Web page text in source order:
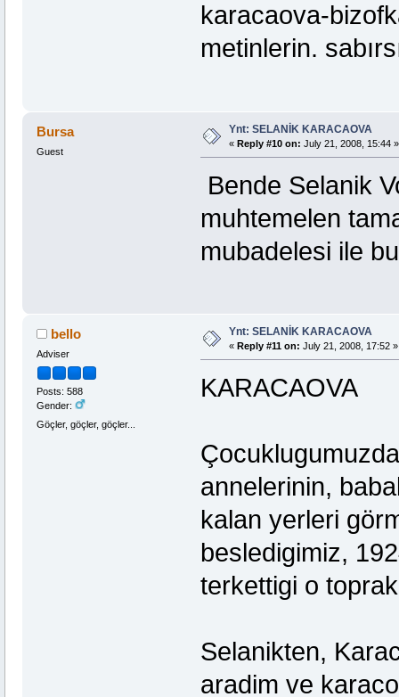
karacaova-
metinlerin.
Bursa
Guest
Ynt: SELANİK KARACAOVA
« Reply #10 on: July 21, 2008, 15:44 »
Bende Selanik
muhtemelen
mubadelesi ile
bello
Adviser
Posts: 588
Gender:
Göçler, göçler, göçler...
Ynt: SELANİK KARACAOVA
« Reply #11 on: July 21, 2008, 17:52 »
KARACAOVA
annelerinin,
kalan yerleri
besledigimiz,
terkettigi o
Selanikten,
aradim ve